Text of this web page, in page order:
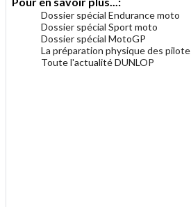
Dossier spécial Endurance moto
Dossier spécial Sport moto
Dossier spécial MotoGP
La préparation physique des
Toute l'actualité DUNLOP